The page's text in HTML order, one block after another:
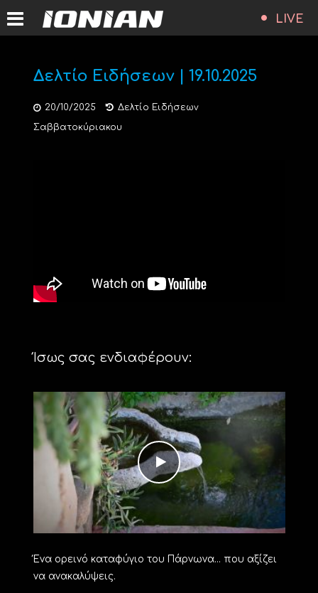
LIVE
Δελτίο Ειδήσεων | 19.10.2025
20/10/2025
Δελτίο Ειδήσεων
Σαββατοκύριακου
Ίσως σας ενδιαφέρουν:
Ένα ορεινό καταφύγιο του Πάρνωνα… που αξίζει
να ανακαλύψεις.